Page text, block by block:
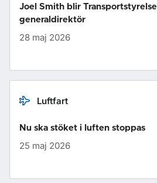
Joel Smith blir
generaldirektör
28 maj 2026
Luftfart
Nu ska stöket i luften stoppas
25 maj 2026